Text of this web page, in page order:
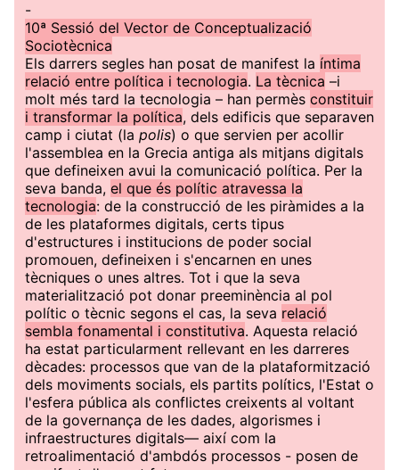
-
10ª Sessió del Vector de Conceptualizació
Sociotècnica
Els darrers segles han posat de manifest la íntima
relació entre política i tecnologia. La tècnica –i
molt més tard la tecnologia – han permès constituir
i transformar la política, dels edificis que separaven
camp i ciutat (la polis) o que servien per acollir
l'assemblea en la Grecia antiga als mitjans digitals
que defineixen avui la comunicació política. Per la
seva banda, el que és polític atravessa la
tecnologia: de la construcció de les piràmides a la
de les plataformes digitals, certs tipus
d'estructures i institucions de poder social
promouen, defineixen i s'encarnen en unes
tècniques o unes altres. Tot i que la seva
materialització pot donar preeminència al pol
polític o tècnic segons el cas, la seva relació
sembla fonamental i constitutiva. Aquesta relació
ha estat particularment rellevant en les darreres
dècades: processos que van de la plataformització
dels moviments socials, els partits polítics, l'Estat o
l'esfera pública als conflictes creixents al voltant
de la governança de les dades, algorismes i
infraestructures digitals— així com la
retroalimentació d'ambdós processos - posen de